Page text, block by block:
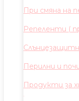
При смяна на
Репеленти (
Перилни и
Продукти за